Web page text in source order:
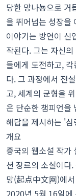
당한 망나뇽으로 거
을 뛰어넘는 성장을
이야기는 방연이 신
작된다. 그는 자신
들에게 도전하고,
다. 그 과정에서 전
고, 세계의 균형을
은 단순한 챔피언을
해답을 제시하는 '
개요
중국의 웹소설 작가
션 장르의 소설이
망(起点中文网)에